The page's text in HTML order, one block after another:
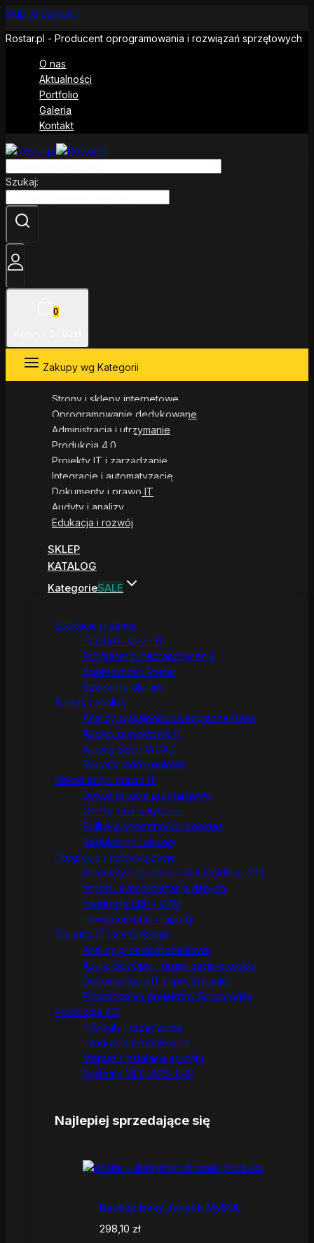
Skip to content
Rostar.pl - Producent oprogramowania i rozwiązań sprzętowych
O nas
Aktualności
Portfolio
Galeria
Kontakt
Szukaj:
0
Zakupy wg Kategorii
Strony i sklepy internetowe
Oprogramowanie dedykowane
Administracja i utrzymanie
Produkcja 4.0
Projekty IT i zarządzanie
Integracje i automatyzacje
Dokumenty i prawo IT
Audyty i analizy
Edukacja i rozwój
SKLEP
KATALOG
KategorieSALE
Edukacja i rozwój
Praktyki i staże IT
Programy przebranżowienia
Społeczność Rostar
Szkolenia dla firm
Audyty i analizy
Analizy wydajności i bezpieczeństwa
Audyty projektowe IT
Audyty SEO i WCAG
Raporty wdrożeniowe
Dokumenty i prawo IT
Dokumentacja przetargowa
Oferty informatyczne
Polityka prywatności i cookies
Regulaminy i umowy
Integracje i automatyzacje
Automatyzacja procesów (spidery, API)
Import i synchronizacja danych
Integracje ERP / CRM
Powiadomienia i raporty
Projekty IT i zarządzanie
Analizy przedwdrożeniowe
Azure DevOps – organizacja projektu
Dokumentacja IT i specyfikacje
Prowadzenie projektów Scrum/Agile
Produkcja 4.0
Infomaty i urządzenia
Integracje produkcyjne
Montaż i instalacja sprzętu
Systemy MES, APS, ERP
Najlepiej sprzedające się
Backup bazy danych MySQL
298,10 zł